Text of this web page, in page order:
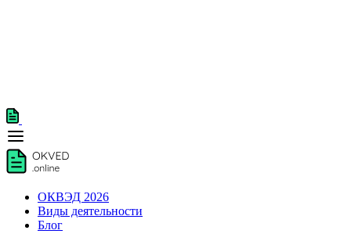
ОКВЭД 2026
Виды деятельности
Блог